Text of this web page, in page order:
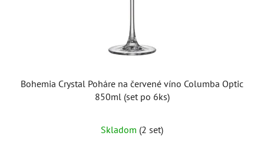
Bohemia Crystal Poháre na červené víno Columba Optic
850ml (set po 6ks)
Skladom (2 set)